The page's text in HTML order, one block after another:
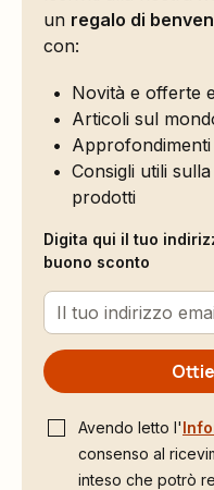
un regalo di
con:
Novità e offerte
Articoli sul
Consigli utili
prodotti
Digita qui il tuo
buono sconto
Avendo letto l'
consenso al
inteso che potrò